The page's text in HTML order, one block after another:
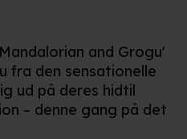
and Grogu'
fra den sensationelle
ud på deres hidtil
– denne gang på det